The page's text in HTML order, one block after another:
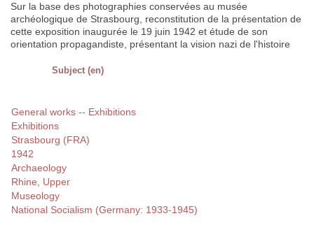
Sur la base des photographies conservées au musée
archéologique de Strasbourg, reconstitution de la présentation de
cette exposition inaugurée le 19 juin 1942 et étude de son
orientation propagandiste, présentant la vision nazi de l'histoire
Subject (en)
General works -- Exhibitions
Exhibitions
Strasbourg (FRA)
1942
Archaeology
Rhine, Upper
Museology
National Socialism (Germany: 1933-1945)